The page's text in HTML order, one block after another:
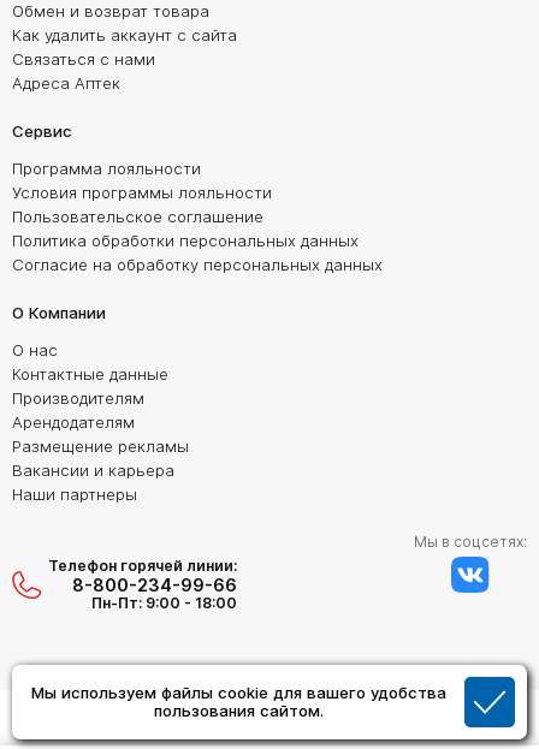
Мы используем файлы cookie для вашего удобства
пользования сайтом.
Обмен и возврат товара
Как удалить аккаунт с сайта
Связаться с нами
Адреса Аптек
Сервис
Программа лояльности
Условия программы лояльности
Пользовательское соглашение
Политика обработки персональных данных
Согласие на обработку персональных данных
О Компании
О нас
Контактные данные
Производителям
Арендодателям
Размещение рекламы
Вакансии и карьера
Наши партнеры
Телефон горячей линии:
8-800-234-99-66
Пн-Пт: 9:00 - 18:00
Мы в соцсетях: